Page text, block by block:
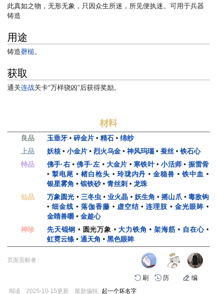
此真如之物，无形无象，只因众生所迷，所见便执迷。可用于兵器
铸造
用途
铸造磬槌。
获取
通关连战关卡“万样骁凶”后获得奖励。
材料
良品 玉垂牙 • 碎金片 • 精石 • 绵纱
上品
妖核 • 小金片 • 烈火乌金 • 神风玛瑙 • 蚕丝 • 铁石心
特品
佛手·右•佛手·左 • 大金片 •寒铁叶•小活师 • 振雷骨
• 掣电尾 • 楮白枪头 • 玲珑内丹 •金稳兽 •铁中血 •
银星雾角 • 镔铁砂• 青丝刺 • 龙珠
仙品
万象圆光 • 三冬虫 •业火晶 • 妖生角 •摇山爪 • 毒敌钩
• 细金线 • 落伽香藤 • 虚空结•连理肢 •金光眼眸 •
金睛兽嚼 • 金趁心
神珍
先天锟钢 • 圆光万象 •大力铁角 •架海筋 • 自在心•
虹霓云绦 • 通天角 • 黑色眼眸
页面贡献者 :
刷 历 编
阅读 2025-10-15更新 最新编辑: 起一个坏名字